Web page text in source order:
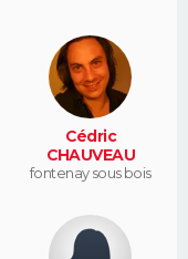
Cédric
CHAUVEAU
fontenay sous bois